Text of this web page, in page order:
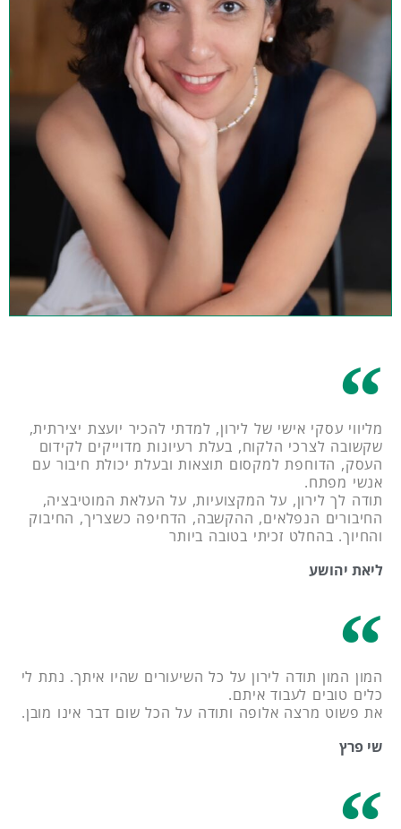
מליווי עסקי אישי של לירון, למדתי להכיר יועצת יצירתית,
שקשובה לצרכי הלקוח, בעלת רעיונות מדוייקים לקידום
העסק, הדוחפת למקסום תוצאות ובעלת יכולת חיבור עם
אנשי מפתח.
תודה לך לירון, על המקצועיות, על העלאת המוטיבציה,
החיבורים הנפלאים, ההקשבה, הדחיפה כשצריך, החיבוק
והחיוך. בהחלט זכיתי בטובה ביותר
ליאת יהושע
המון המון תודה לירון על כל השיעורים שהיו איתך. נתת לי
כלים טובים לעבוד איתם.
את פשוט מרצה אלופה ותודה על הכל שום דבר אינו מובן.
שי פרץ